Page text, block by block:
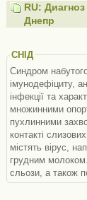
RU:
Днепр
СНІД
Синдром
імунодефіциту,
інфекції та
множинними
пухлинними
контакті
містять вірус,
грудним
сльози, а також